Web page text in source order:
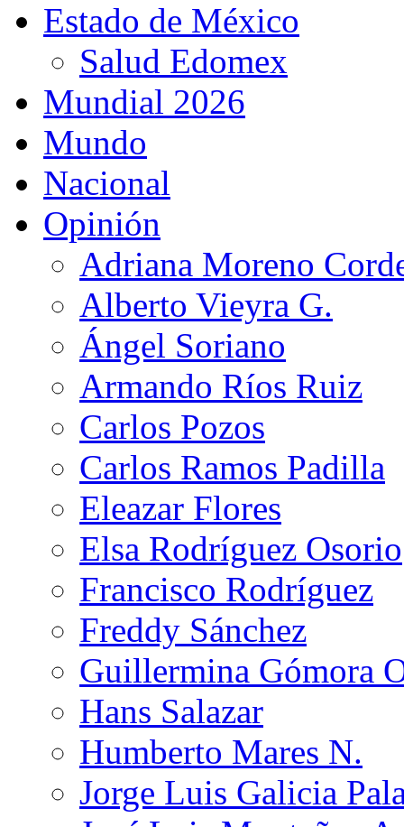
Estado de México
Salud Edomex
Mundial 2026
Mundo
Nacional
Opinión
Adriana Moreno
Alberto Vieyra G.
Ángel Soriano
Armando Ríos Ruiz
Carlos Pozos
Carlos Ramos Padilla
Eleazar Flores
Elsa Rodríguez Osorio
Francisco Rodríguez
Freddy Sánchez
Guillermina Gómora
Hans Salazar
Humberto Mares N.
Jorge Luis Galicia